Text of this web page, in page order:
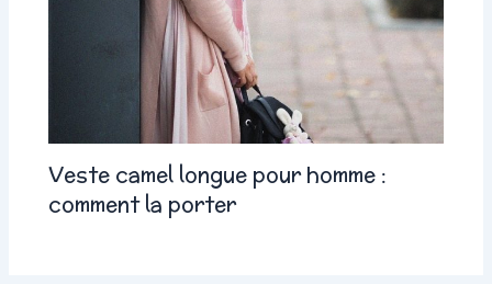
Veste camel longue pour homme :
comment la porter